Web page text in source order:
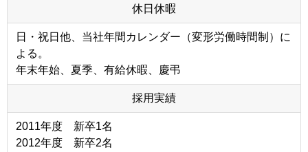
休日休暇
日・祝日他、当社年間カレンダー（変形労働時間制）に
よる。
年末年始、夏季、有給休暇、慶弔
採用実績
2011年度 新卒1名
2012年度 新卒2名